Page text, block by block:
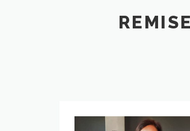
Accompagnement individuel sur